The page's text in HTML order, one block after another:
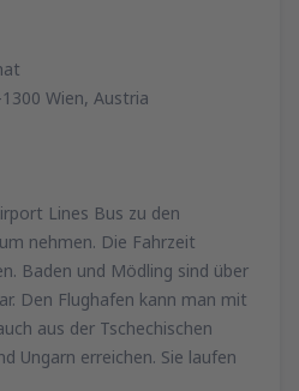
Wien, Austria
Lines Bus zu den
nehmen. Die Fahrzeit
Baden und Mödling sind über
Den Flughafen kann man mit
aus der Tschechischen
Ungarn erreichen. Sie laufen